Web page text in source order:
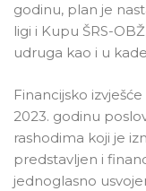
godinu, plan je
ligi i Kupu ŠRS-
udruga kao i u
Financijsko
2023. godinu
rashodima koji je
predstavljen i
jednoglasno